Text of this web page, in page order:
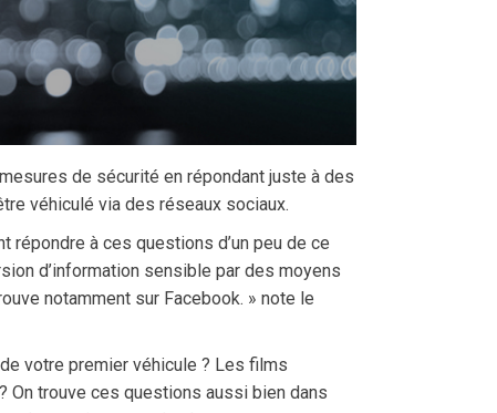
de sécurité en répondant juste à des
véhiculé via des réseaux sociaux.
à ces questions d’un peu de ce
d’information sensible par des moyens
notamment sur Facebook. » note le
votre premier véhicule ? Les films
On trouve ces questions aussi bien dans